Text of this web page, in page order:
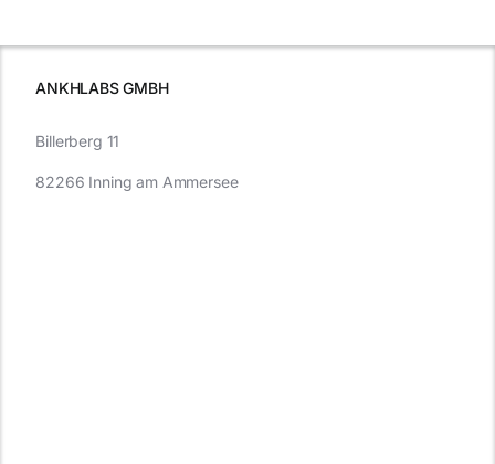
müssen
ANKHLABS GMBH
Billerberg 11
82266 Inning am Ammersee